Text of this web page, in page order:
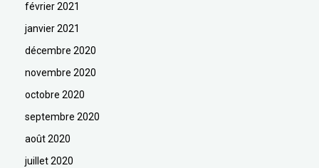
février 2021
janvier 2021
décembre 2020
novembre 2020
octobre 2020
septembre 2020
août 2020
juillet 2020